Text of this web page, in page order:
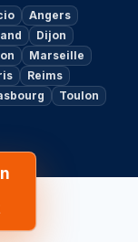
Angers
Dijon
Marseille
Reims
Toulon